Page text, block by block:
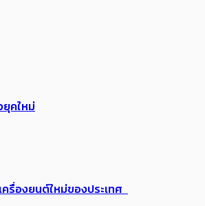
ยุคใหม่
รื่องยนต์ใหม่ของประเทศ